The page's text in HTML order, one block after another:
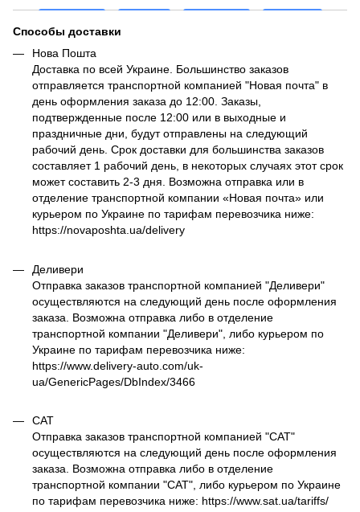
Способы доставки
Нова Пошта
Доставка по всей Украине. Большинство заказов
отправляется транспортной компанией "Новая почта" в
день оформления заказа до 12:00. Заказы,
подтвержденные после 12:00 или в выходные и
праздничные дни, будут отправлены на следующий
рабочий день. Срок доставки для большинства заказов
составляет 1 рабочий день, в некоторых случаях этот срок
может составить 2-3 дня. Возможна отправка или в
отделение транспортной компании «Новая почта» или
курьером по Украине по тарифам перевозчика ниже:
https://novaposhta.ua/delivery
Деливери
Отправка заказов транспортной компанией "Деливери"
осуществляются на следующий день после оформления
заказа. Возможна отправка либо в отделение
транспортной компании "Деливери", либо курьером по
Украине по тарифам перевозчика ниже:
https://www.delivery-auto.com/uk-
ua/GenericPages/DbIndex/3466
САТ
Отправка заказов транспортной компанией "САТ"
осуществляются на следующий день после оформления
заказа. Возможна отправка либо в отделение
транспортной компании "САТ", либо курьером по Украине
по тарифам перевозчика ниже: https://www.sat.ua/tariffs/